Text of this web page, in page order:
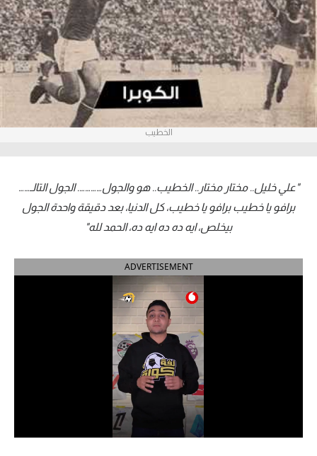
آراء حرة
ركن الألعاب
بطولات
أمريكا 2026
الدوري الإنجليزي الممتاز
الدوري الإسباني
الدوري السعودي للمحترفين
دوري أبطال إفريقيا
الخطيب
"علي خليل.. مختار مختار.. الخطيب.. هو والجول…………. الجول التالـ……
برافو يا خطيب برافو يا خطيب، كل الدنيا، بعد دقيقة واحدة الجول
بيخلص، ايه ده ده ايه ده، الحمد لله"
ADVERTISEMENT